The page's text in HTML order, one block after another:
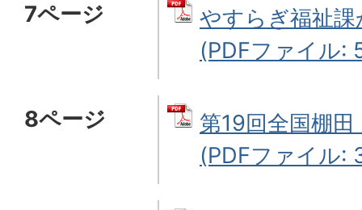
7ページ
やすらぎ福祉
(PDFファイル:
8ページ
第19回全国棚
(PDFファイル: